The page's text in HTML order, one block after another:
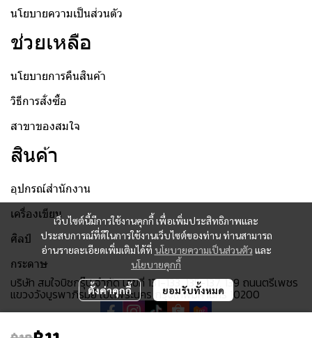
เว็บไซต์นี้มีการใช้งานคุกกี้ เพื่อเพิ่มประสิทธิภาพและ
ประสบการณ์ที่ดีในการใช้งานเว็บไซต์ของท่าน ท่านสามารถ
อ่านรายละเอียดเพิ่มเติมได้ที่ นโยบายความเป็นส่วนตัว และ
นโยบายคุกกี้
ตั้งค่าคุกกี้ ยอมรับทั้งหมด
นโยบายความเป็นส่วนตัว
ช่วยเหลือ
นโยบายการคืนสินค้า
วิธีการสั่งซื้อ
สาขาของสมใจ
สินค้า
อุปกรณ์สำนักงาน
เครื่องเขียน
ศิลป์
กระดาษ
บริษัท สมใจบิซกรุ๊ป จำกัด เลขที่ 131-133, 135-137, 139 ถนนตรีเพชร
แขวงวังบูรพาภิรมย์ เขตพระนคร กรุงเทพมหานคร 10200